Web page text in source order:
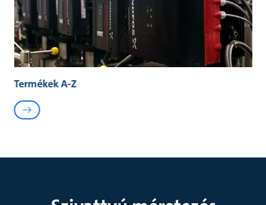
Termékek A-Z